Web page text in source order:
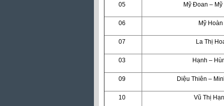
05 Mỹ Đoan – Mỹ
06 Mỹ Hoàn
07 La Thị
03 Hạnh –
09 Diệu Thiên –
10 Vũ Thị